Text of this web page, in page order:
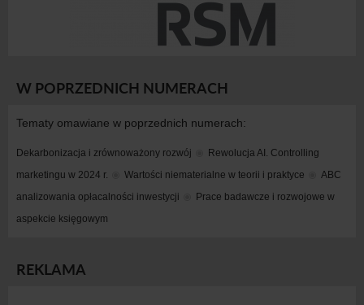
W POPRZEDNICH NUMERACH
Tematy omawiane w poprzednich numerach:
Dekarbonizacja i zrównoważony rozwój
Rewolucja AI. Controlling
marketingu w 2024 r.
Wartości niematerialne w teorii i praktyce
ABC
analizowania opłacalności inwestycji
Prace badawcze i rozwojowe w
aspekcie księgowym
REKLAMA